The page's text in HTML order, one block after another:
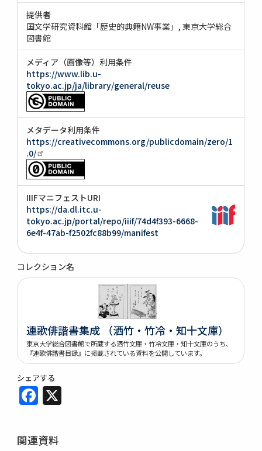
提供者
国文学研究資料館「歴史的典籍NW事業」
東京大学総合
図書館
メディア（画像等）利用条件
https://www.lib.u-
tokyo.ac.jp/ja/library/general/reuse
メタデータ利用条件
https://creativecommons.org/publicdomain/zero/1
.0/
IIIFマニフェストURI
https://da.dl.itc.u-
tokyo.ac.jp/portal/repo/iiif/74d4f393-6668-
6e4f-47ab-f2502fc88b99/manifest
コレクション名
連歌俳諧書集成 （洒竹・竹冷・知十文庫）
東京大学総合図書館で所蔵する洒竹文庫・竹冷文庫・知十文庫のうち、
『連歌俳諧書目録』に掲載されている資料を公開しています。
シェアする
Facebook
関連資料